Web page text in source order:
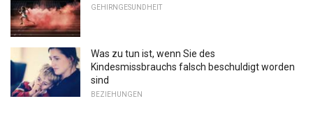
GEHIRNGESUNDHEIT
Was zu tun ist, wenn Sie des
Kindesmissbrauchs falsch beschuldigt worden
sind
BEZIEHUNGEN